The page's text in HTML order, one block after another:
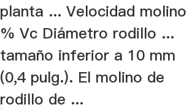
planta ... Velocidad molino
% Vc Diámetro rodillo ...
tamaño inferior a 10 mm
(0,4 pulg.). El molino de
rodillo de ...